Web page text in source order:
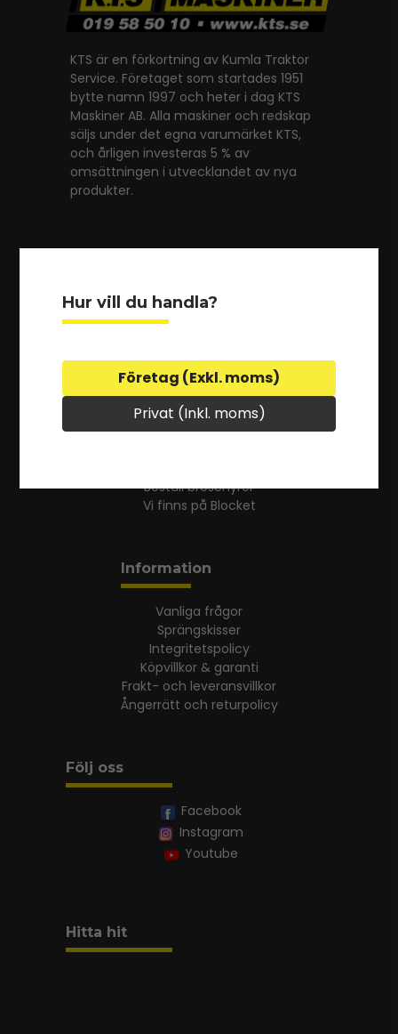
Hur vill du handla?
Företag (Exkl. moms)
Privat (Inkl. moms)
KTS är en förkortning av Kumla Traktor
Service. Företaget som startades 1951
bytte namn 1997 och heter i dag KTS
Maskiner AB. Alla maskiner och redskap
säljs under det egna varumärket KTS,
och årligen investeras 5 % av
omsättningen i utvecklandet av nya
produkter.
(+46) 019 - 58 50 10
Om KTS
Beställ broschyrer
Vi finns på Blocket
Information
Vanliga frågor
Sprängskisser
Integritetspolicy
Köpvillkor & garanti
Frakt- och leveransvillkor
Ångerrätt och returpolicy
Följ oss
Facebook
Instagram
Youtube
Hitta hit